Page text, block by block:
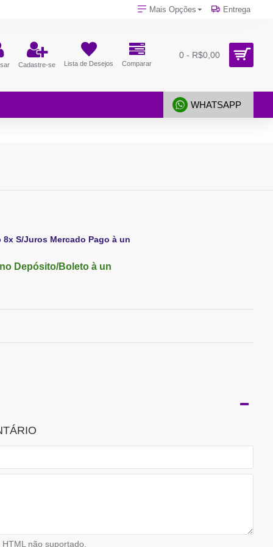
Mais Opções Entrega
Cadastre-se Lista de Desejos Comparar
0 - R$0,00
WHATSAPP
8x S/Juros Mercado Pago à un
no Depósito/Boleto à un
HTML não suportado.